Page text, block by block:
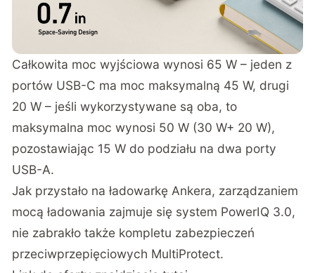
Całkowita moc wyjściowa wynosi 65 W – jeden z
portów USB-C ma moc maksymalną 45 W, drugi
20 W – jeśli wykorzystywane są oba, to
maksymalna moc wynosi 50 W (30 W+ 20 W),
pozostawiając 15 W do podziału na dwa porty
USB-A.
Jak przystało na ładowarkę Ankera, zarządzaniem
mocą ładowania zajmuje się system PowerIQ 3.0,
nie zabrakło także kompletu zabezpieczeń
przeciwprzepięciowych MultiProtect.